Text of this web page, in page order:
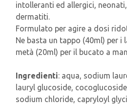
intolleranti ed allergici,
dermatiti.
Formulato per agire a dosi
Ne basta un tappo (40ml) per i
metà (20ml) per il bucato a
Ingredienti: aqua, sodium
lauryl glucoside,
sodium chloride, capryloyl